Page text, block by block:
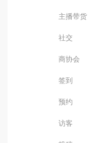
主播带货
社交
商协会
签到
预约
访客